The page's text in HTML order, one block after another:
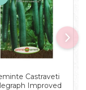
Castraveti
Improved